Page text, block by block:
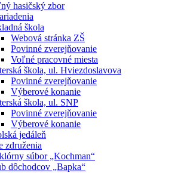
hasičský zbor
škola
Webová stránka ZŠ
Povinné zverejňovanie
Voľné pracovné miesta
škola, ul. Hviezdoslavova
Povinné zverejňovanie
Výberové konanie
škola, ul. SNP
Povinné zverejňovanie
Výberové konanie
jedáleň
združenia
súbor „Kochman“
dôchodcov „Bapka“